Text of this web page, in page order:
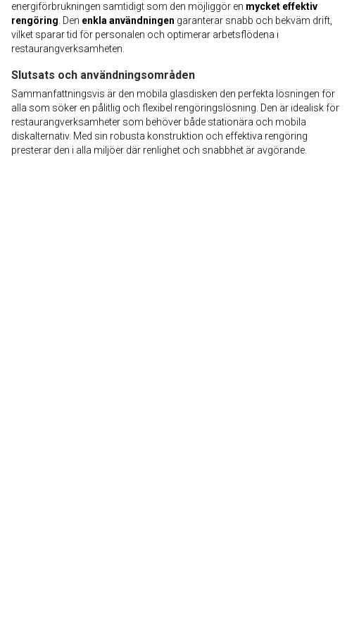
energiförbrukningen samtidigt som den möjliggör en mycket effektiv
rengöring . Den enkla användningen garanterar snabb och bekväm drift,
vilket sparar tid för personalen och optimerar arbetsflödena i
restaurangverksamheten.
Slutsats och användningsområden
Sammanfattningsvis är den mobila glasdisken den perfekta lösningen för
alla som söker en pålitlig och flexibel rengöringslösning. Den är idealisk för
restaurangverksamheter som behöver både stationära och mobila
diskalternativ. Med sin robusta konstruktion och effektiva rengöring
presterar den i alla miljöer där renlighet och snabbhet är avgörande.